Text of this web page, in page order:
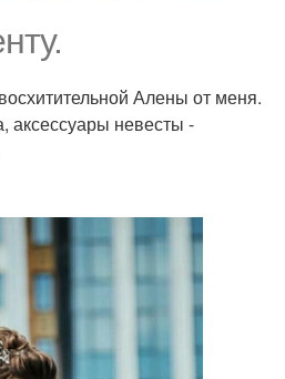
Алены от меня.
аксессуары невесты -